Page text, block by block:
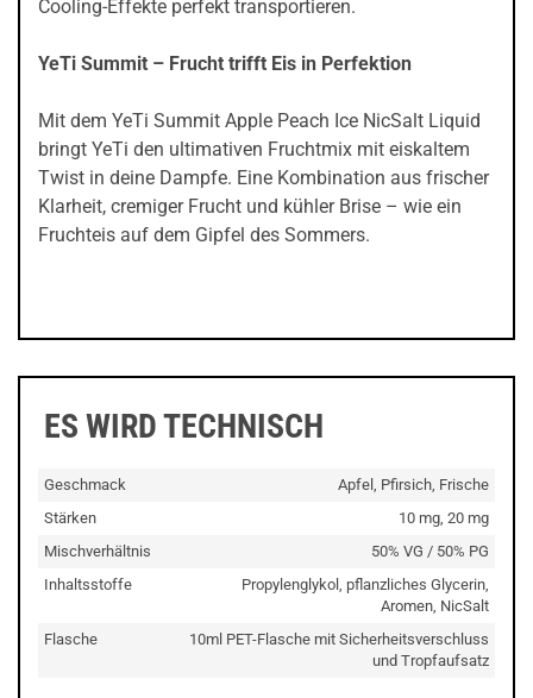
Cooling-Effekte perfekt transportieren.
YeTi Summit – Frucht trifft Eis in Perfektion
Mit dem YeTi Summit Apple Peach Ice NicSalt Liquid
bringt YeTi den ultimativen Fruchtmix mit eiskaltem
Twist in deine Dampfe. Eine Kombination aus frischer
Klarheit, cremiger Frucht und kühler Brise – wie ein
Fruchteis auf dem Gipfel des Sommers.
ES WIRD TECHNISCH
Geschmack
Apfel, Pfirsich, Frische
Stärken
10 mg, 20 mg
Mischverhältnis
50% VG / 50% PG
Inhaltsstoffe
Propylenglykol, pflanzliches Glycerin,
Aromen, NicSalt
Flasche
10ml PET-Flasche mit Sicherheitsverschluss
und Tropfaufsatz